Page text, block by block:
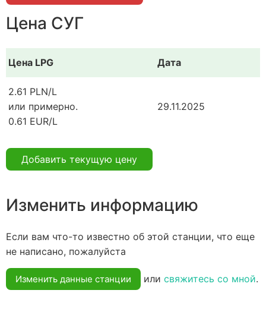
Цена СУГ
Цена LPG Дата
2.61 PLN/L
или примерно.
0.61 EUR/L
29.11.2025
Добавить текущую цену
Изменить информацию
Если вам что-то известно об этой станции, что еще
не написано, пожалуйста
Изменить данные станции или свяжитесь со мной.